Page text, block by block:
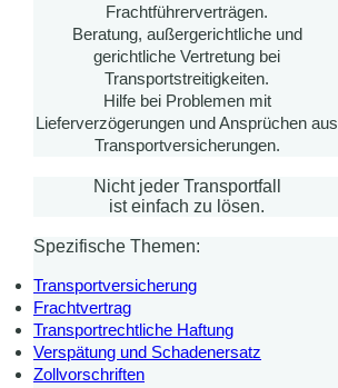
Frachtführerverträgen.
Beratung, außergerichtliche und
gerichtliche Vertretung bei
Transportstreitigkeiten.
Hilfe bei Problemen mit
Lieferverzögerungen und Ansprüchen aus
Transportversicherungen.
Nicht jeder Transportfall
ist einfach zu lösen.
Spezifische Themen:
Transportversicherung
Frachtvertrag
Transportrechtliche Haftung
Verspätung und Schadenersatz
Zollvorschriften